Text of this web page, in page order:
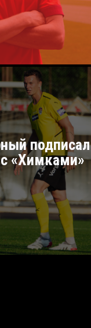
подписал
«Химками»